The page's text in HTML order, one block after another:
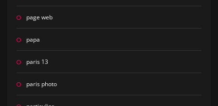
page web
papa
paris 13
paris photo